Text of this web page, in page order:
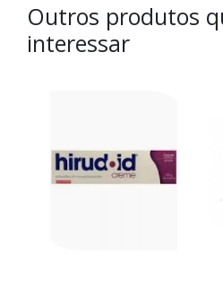
Outros produtos
interessar